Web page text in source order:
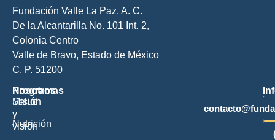
Fundación Valle La Paz, A. C.
De la Alcantarilla No. 101 Int. 2,
Colonia Centro
Valle de Bravo, Estado de México
C. P. 51200
Nosotros
Misión
y
visión
Programas
Salud
Nutrición